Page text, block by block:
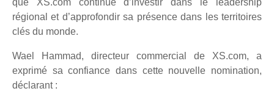
régional et d’approfondir sa présence dans les territoires
clés du monde.
Wael Hammad, directeur commercial de XS.com, a
exprimé sa confiance dans cette nouvelle nomination,
déclarant :